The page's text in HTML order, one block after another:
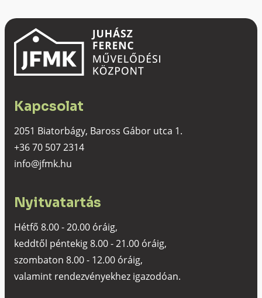
Kapcsolat
2051 Biatorbágy, Baross Gábor utca 1.
+36 70 507 2314
info@jfmk.hu
Nyitvatartás
Hétfő 8.00 - 20.00 óráig,
keddtől péntekig 8.00 - 21.00 óráig,
szombaton 8.00 - 12.00 óráig,
valamint rendezvényekhez igazodóan.